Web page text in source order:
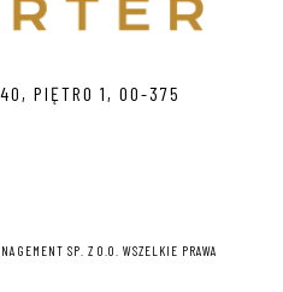
40, PIĘTRO 1, 00-375
SP. Z O.O. WSZELKIE PRAWA